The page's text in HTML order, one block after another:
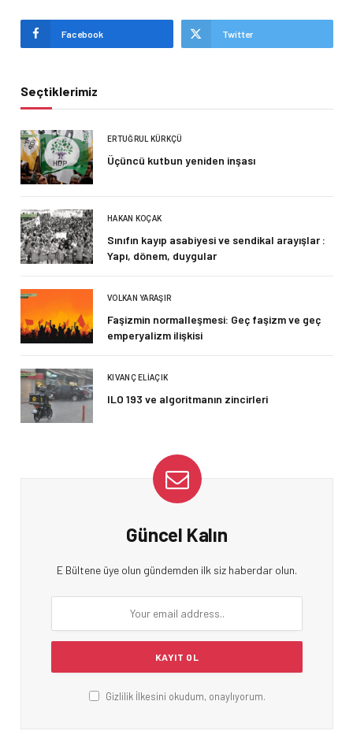
Facebook Twitter
Seçtiklerimiz
ERTUĞRUL KÜRKÇÜ
Üçüncü kutbun yeniden inşası
HAKAN KOÇAK
Sınıfın kayıp asabiyesi ve sendikal arayışlar :
Yapı, dönem, duygular
VOLKAN YARAŞIR
Faşizmin normalleşmesi: Geç faşizm ve geç
emperyalizm ilişkisi
KIVANÇ ELIAÇIK
ILO 193 ve algoritmanın zincirleri
Güncel Kalın
E Bültene üye olun gündemden ilk siz haberdar olun.
Gizlilik İlkesini okudum, onaylıyorum.